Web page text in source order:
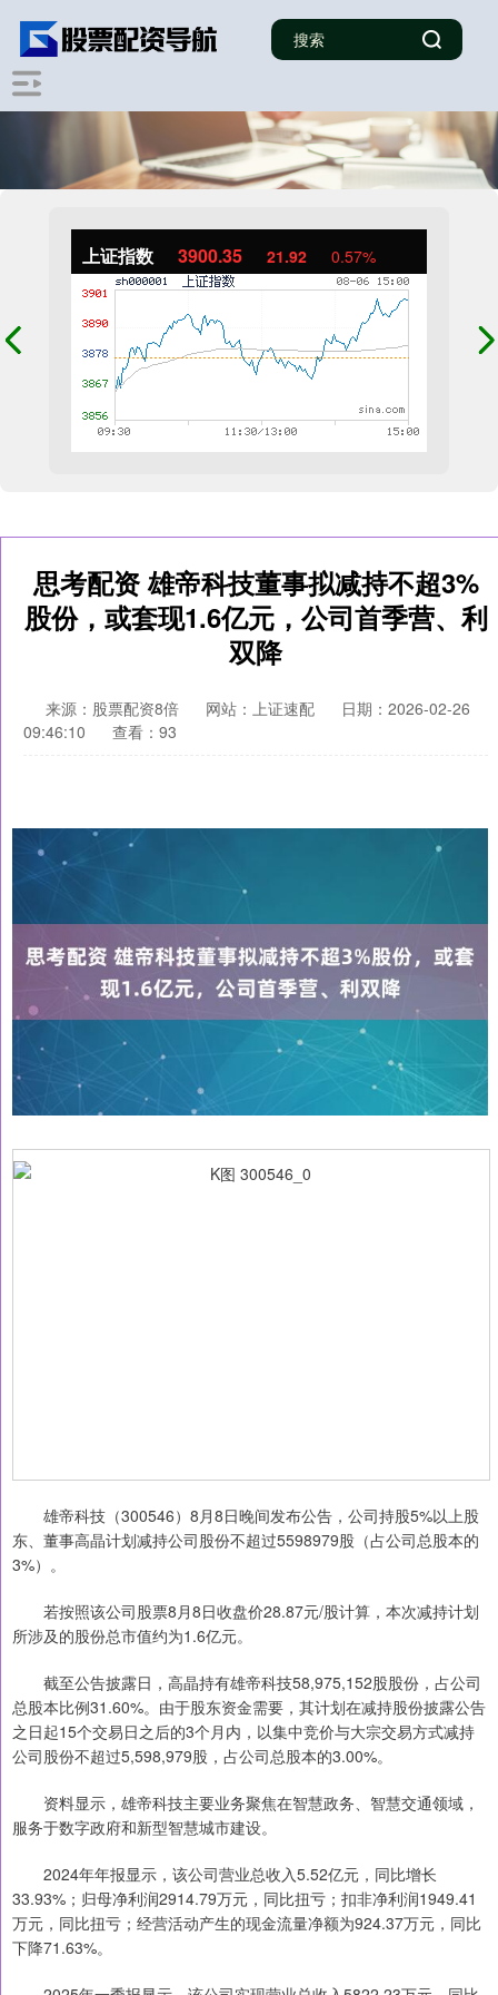
上证指数 3900.35 21.92 0.57%
思考配资 雄帝科技董事拟减持不超3%
股份，或套现1.6亿元，公司首季营、利
双降
来源：股票配资8倍 网站：上证速配
日期：2026-02-26
09:46:10
查看：93
雄帝科技（300546）8月8日晚间发布公告，公司持股5%以上股
东、董事高晶计划减持公司股份不超过5598979股（占公司总股本的
3%）。
若按照该公司股票8月8日收盘价28.87元/股计算，本次减持计划
所涉及的股份总市值约为1.6亿元。
截至公告披露日，高晶持有雄帝科技58,975,152股股份，占公司
总股本比例31.60%。由于股东资金需要，其计划在减持股份披露公告
之日起15个交易日之后的3个月内，以集中竞价与大宗交易方式减持
公司股份不超过5,598,979股，占公司总股本的3.00%。
资料显示，雄帝科技主要业务聚焦在智慧政务、智慧交通领域，
服务于数字政府和新型智慧城市建设。
2024年年报显示，该公司营业总收入5.52亿元，同比增长
33.93%；归母净利润2914.79万元，同比扭亏；扣非净利润1949.41
万元，同比扭亏；经营活动产生的现金流量净额为924.37万元，同比
下降71.63%。